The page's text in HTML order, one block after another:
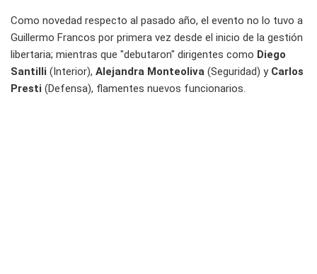
Como novedad respecto al pasado año, el evento no lo tuvo a
Guillermo Francos por primera vez desde el inicio de la gestión
libertaria; mientras que "debutaron" dirigentes como Diego
Santilli (Interior), Alejandra Monteoliva (Seguridad) y Carlos
Presti (Defensa), flamentes nuevos funcionarios.